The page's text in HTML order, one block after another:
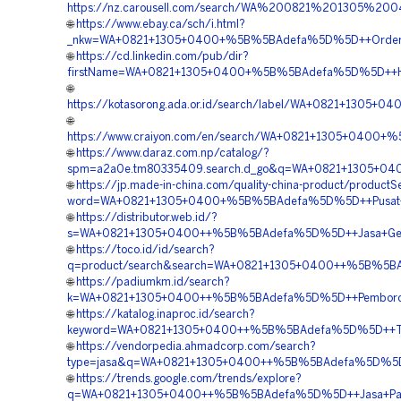
https://nz.carousell.com/search/
🌐 https://www.ebay.ca/sch/i.html?
🌐 https://cd.linkedin.com/pub/dir?
🌐
https://kotasorong.ada.or.id/search/label/
🌐
https://www.craiyon.com/en/search/
🌐 https://www.daraz.com.np/catalog/?
🌐 https://jp.made-in-china.com/quality-china-product/
🌐 https://distributor.web.id/?
🌐 https://toco.id/id/search?
q=product/
🌐 https://padiumkm.id/search?
🌐 https://katalog.inaproc.id/search?
🌐 https://vendorpedia.ahmadcorp.com/search?
🌐 https://trends.google.com/trends/explore?